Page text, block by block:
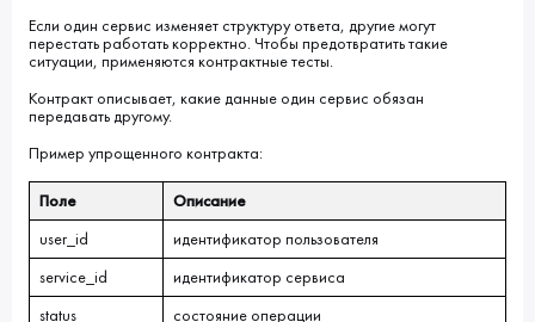
Если один сервис изменяет структуру ответа, другие могут
перестать работать корректно. Чтобы предотвратить такие
ситуации, применяются контрактные тесты.
Контракт описывает, какие данные один сервис обязан
передавать другому.
Пример упрощенного контракта:
Поле
Описание
user_id
идентификатор пользователя
service_id
идентификатор сервиса
status
состояние операции